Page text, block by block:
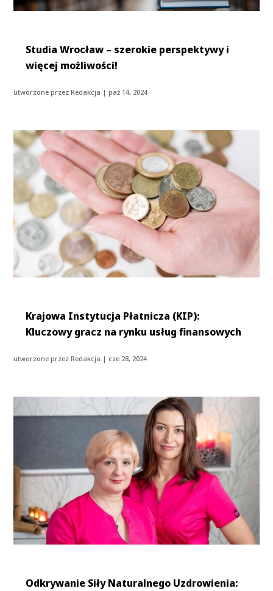
Studia Wrocław – szerokie perspektywy i
więcej możliwości!
utworzone przezRedakcja |paź 14, 2024
Krajowa Instytucja Płatnicza (KIP):
Kluczowy gracz na rynku usług finansowych
utworzone przezRedakcja | cze 28, 2024
Odkrywanie Siły Naturalnego Uzdrowienia: